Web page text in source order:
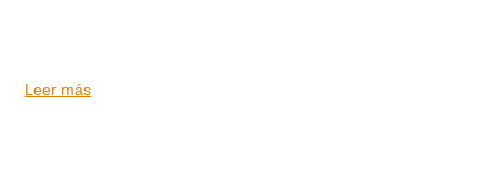
Leer más